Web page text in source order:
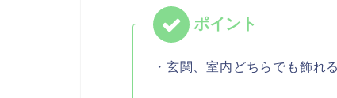
・玄関、室内どちらでも飾れる